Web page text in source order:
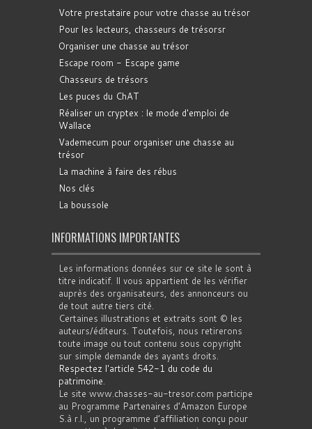
Votre prestataire pour votre chasse au trésor
Pour les lecteurs, chasseurs de trésorsr
Organiser une chasse au trésor
Escape room - Escape game
Chasseurs de trésors
Les puces du ChAT
Réaliser un cryptex : le mode d'emploi de
Wallace
Vademecum pour organiser une chasse au
trésor
La machine à faire des rébus
Nos clés
La boussole
INFORMATIONS IMPORTANTES
Les informations données sur ce site le sont à
titre indicatif. Il vous appartient de les vérifier
auprès des organisateurs, des annonceurs ou
de tout autre tiers cité.
Certaines illustrations et extraits sont © les
auteurs/éditeurs. Toutefois, nous retirerons
toute image ou tout contenu sous copyright
sur simple demande des ayants droits.
Respectez l'article 542-1 du code du
patrimoine.
Le site www.chasses-au-tresor.com participe
au Programme Partenaires d’Amazon Europe
S.à r.l., un programme d’affiliation conçu pour